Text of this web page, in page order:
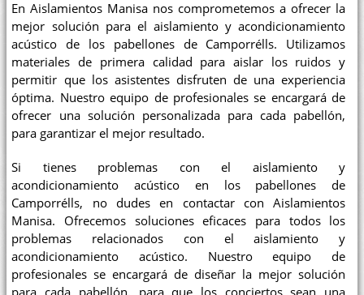
En Aislamientos Manisa nos comprometemos a ofrecer la
mejor solución para el aislamiento y acondicionamiento
acústico de los pabellones de Camporrélls. Utilizamos
materiales de primera calidad para aislar los ruidos y
permitir que los asistentes disfruten de una experiencia
óptima. Nuestro equipo de profesionales se encargará de
ofrecer una solución personalizada para cada pabellón,
para garantizar el mejor resultado.
Si tienes problemas con el aislamiento y
acondicionamiento acústico en los pabellones de
Camporrélls, no dudes en contactar con Aislamientos
Manisa. Ofrecemos soluciones eficaces para todos los
problemas relacionados con el aislamiento y
acondicionamiento acústico. Nuestro equipo de
profesionales se encargará de diseñar la mejor solución